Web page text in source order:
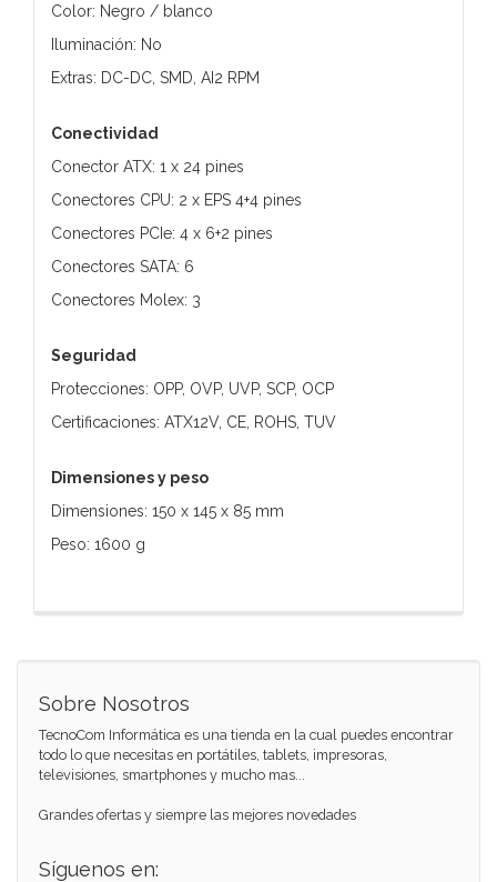
Color: Negro / blanco
Iluminación: No
Extras: DC-DC, SMD, AI2 RPM
Conectividad
Conector ATX: 1 x 24 pines
Conectores CPU: 2 x EPS 4+4 pines
Conectores PCIe: 4 x 6+2 pines
Conectores SATA: 6
Conectores Molex: 3
Seguridad
Protecciones: OPP, OVP, UVP, SCP, OCP
Certificaciones: ATX12V, CE, ROHS, TUV
Dimensiones y peso
Dimensiones: 150 x 145 x 85 mm
Peso: 1600 g
Sobre Nosotros
TecnoCom Informática es una tienda en la cual puedes encontrar
todo lo que necesitas en portátiles, tablets, impresoras,
televisiones, smartphones y mucho mas...
Grandes ofertas y siempre las mejores novedades
Síguenos en: